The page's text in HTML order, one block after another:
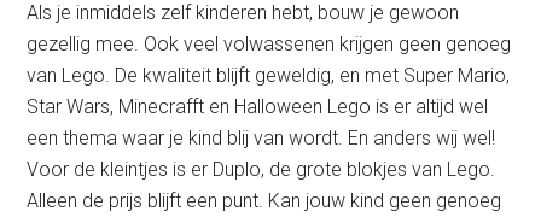
Als je inmiddels zelf kinderen hebt, bouw je gewoon
gezellig mee. Ook veel volwassenen krijgen geen genoeg
van Lego. De kwaliteit blijft geweldig, en met Super Mario,
Star Wars, Minecrafft en Halloween Lego is er altijd wel
een thema waar je kind blij van wordt. En anders wij wel!
Voor de kleintjes is er Duplo, de grote blokjes van Lego.
Alleen de prijs blijft een punt. Kan jouw kind geen genoeg